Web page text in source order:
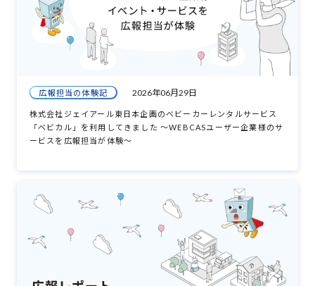
広報担当の体験記 2026年06月29日
株式会社ジェイアール東日本企画のベビーカーレンタルサービス
「ベビカル」を利用してきました ～WEBCASユーザー企業様のサ
ービスを広報担当が体験～